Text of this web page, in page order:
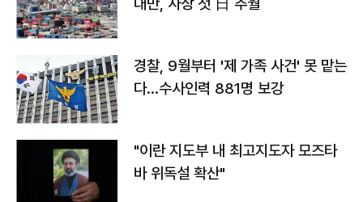
경찰, 9월부터 '제 가족 사건' 못 맡는
다…수사인력 881명 보강
"이란 지도부 내 최고지도자 모즈타
바 위독설 확산"